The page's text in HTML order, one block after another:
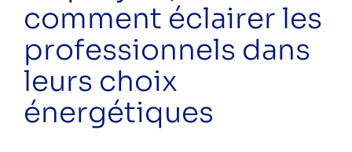
rénovation
rénovation énergétique
sensibilisation
solaire
écogestes
économies d'eau
économies d'énergie
comment éclairer les
professionnels dans
leurs choix
énergétiques